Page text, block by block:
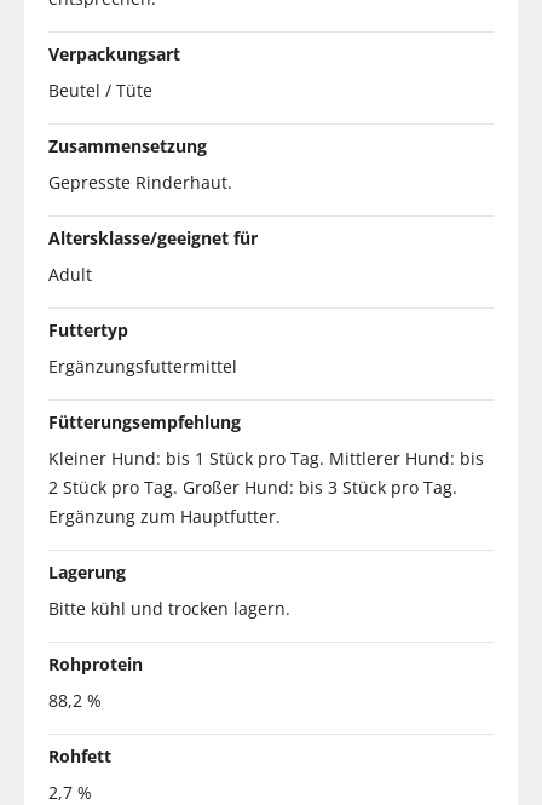
Verpackungsart
Beutel / Tüte
Zusammensetzung
Gepresste Rinderhaut.
Altersklasse/geeignet für
Adult
Futtertyp
Ergänzungsfuttermittel
Fütterungsempfehlung
Kleiner Hund: bis 1 Stück pro Tag. Mittlerer Hund: bis
2 Stück pro Tag. Großer Hund: bis 3 Stück pro Tag.
Ergänzung zum Hauptfutter.
Lagerung
Bitte kühl und trocken lagern.
Rohprotein
88,2 %
Rohfett
2,7 %